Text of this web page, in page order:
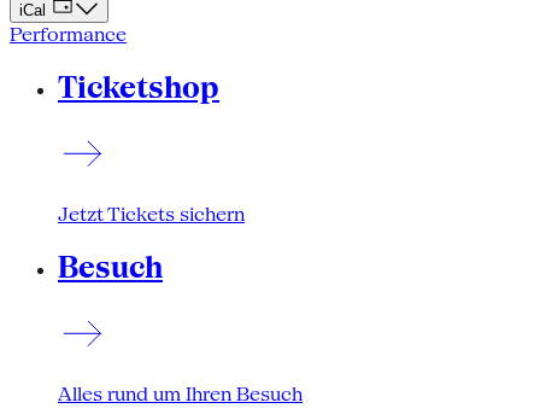
iCal
Performance
Ticketshop
Jetzt Tickets sichern
Besuch
Alles rund um Ihren Besuch